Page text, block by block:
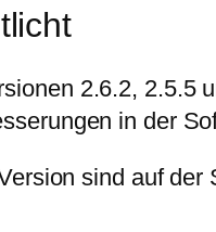
2.6.2,
in der
sind auf der